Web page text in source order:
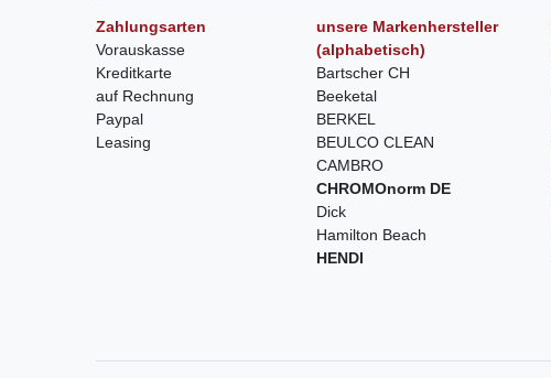
Zahlungsarten
Vorauskasse
Kreditkarte
auf Rechnung
Paypal
Leasing
unsere Markenhersteller
(alphabetisch)
Bartscher CH
Beeketal
BERKEL
BEULCO CLEAN
CAMBRO
CHROMOnorm DE
Dick
Hamilton Beach
HENDI